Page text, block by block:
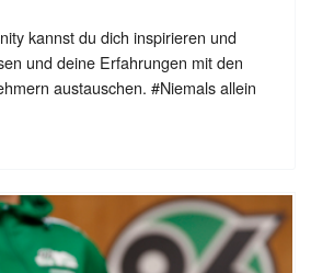
kannst du dich inspirieren und
und deine Erfahrungen mit den
austauschen. #Niemals allein